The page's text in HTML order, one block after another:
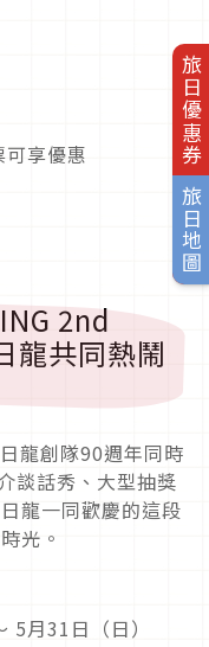
旅日優惠券
旅日地圖
享優惠
2nd
龍共同熱鬧
龍創隊90週年同時
談話秀、大型抽獎
龍一同歡慶的這段
光。
月31日（日）